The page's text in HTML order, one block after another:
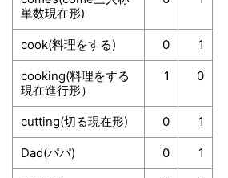
単数現在形)
cook(料理をする) 0 1
cooking(料理をする
現在進行形）
1 0
cutting(切る現在形) 0 1
Dad(パパ) 0 1